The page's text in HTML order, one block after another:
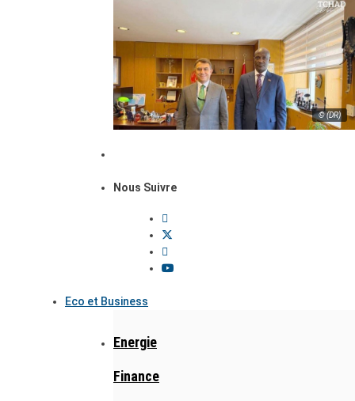
© (DR)
Nous Suivre
Eco et Business
Energie
Finance